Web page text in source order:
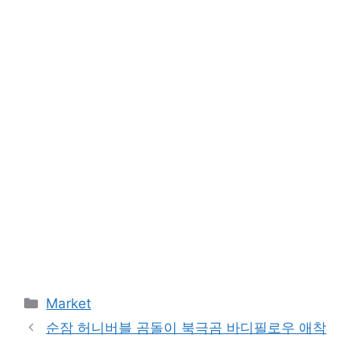
Categories
Market
순잠 허니버블 곰돌이 북극곰 바디필로우 애착